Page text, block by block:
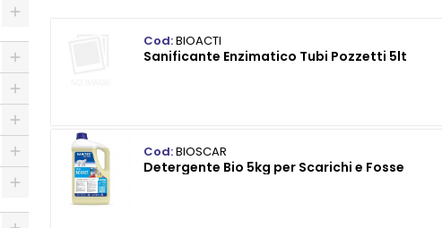
Cod:BIOACTI
Sanificante Enzimatico Tubi Pozzetti 5lt
Cod:BIOSCAR
Detergente Bio 5kg per Scarichi e Fosse